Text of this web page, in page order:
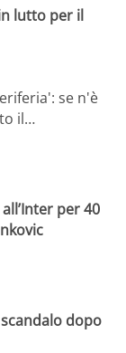
lutto per il
se n'è
il…
per 40
dopo